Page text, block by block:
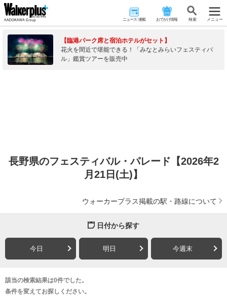
ニュース･連載 おでかけ情報 検 索 メニュー
【臨港パーク席と宿泊ホテルがセット】
花火を間近で堪能できる！「みなとみらいフェスティバ
ル」鑑賞ツアーを販売中
長野県のフェスティバル・パレード【2026年2
月21日(土)】
ウォーカープラス掲載の駅・路線について
日付から探す
今日 明日 今週末
該当の検索結果は0件でした。
条件を変えてお探しください。